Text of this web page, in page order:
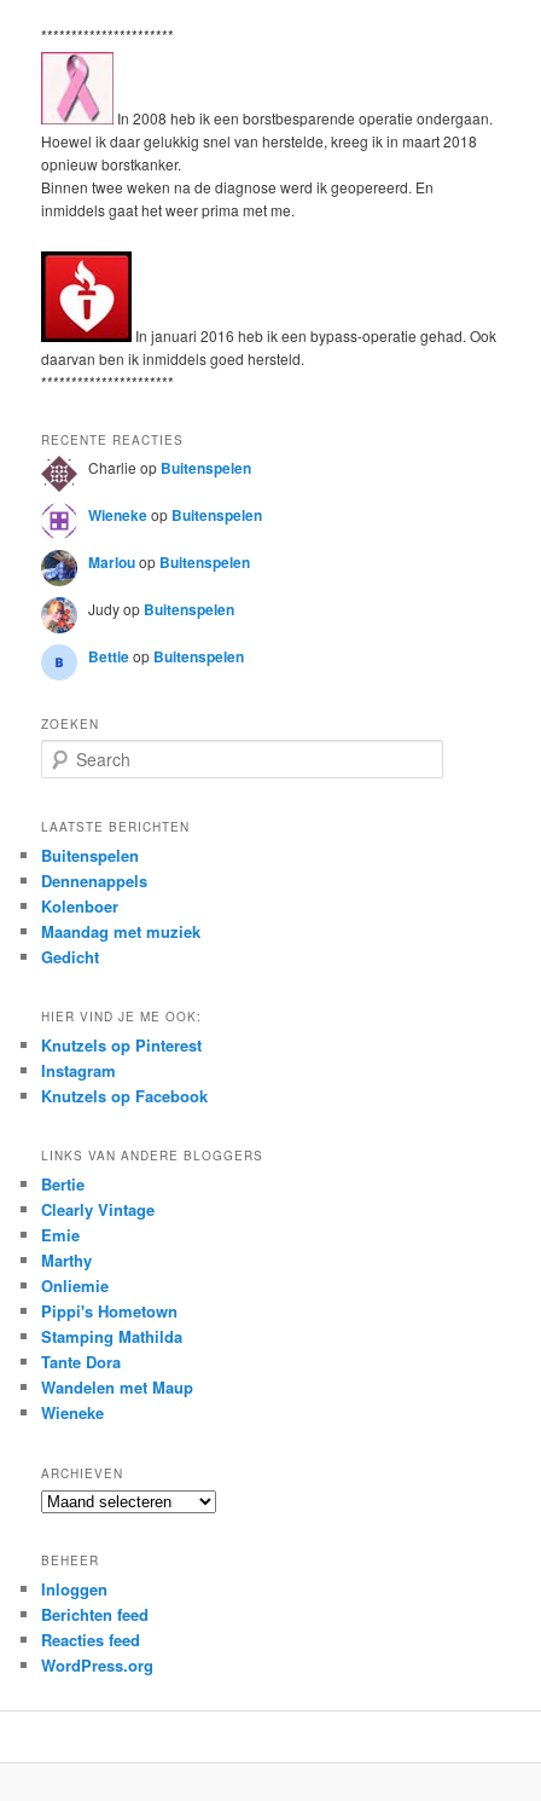
**********************
In 2008 heb ik een borstbesparende operatie ondergaan.
Hoewel ik daar gelukkig snel van herstelde, kreeg ik in maart 2018
opnieuw borstkanker.
Binnen twee weken na de diagnose werd ik geopereerd. En
inmiddels gaat het weer prima met me.
In januari 2016 heb ik een bypass-operatie gehad. Ook
daarvan ben ik inmiddels goed hersteld.
**********************
RECENTE REACTIES
Charlie op Buitenspelen
Wienekeop Buitenspelen
Marlouop Buitenspelen
Judyop Buitenspelen
Bettieop Buitenspelen
ZOEKEN
e
r
h
LAATSTE BERICHTEN
Buitenspelen
Dennenappels
Kolenboer
Maandag met muziek
Gedicht
HIER VIND JE ME OOK:
Knutzels op Pinterest
Instagram
Knutzels op Facebook
LINKS VAN ANDERE BLOGGERS
Bertie
Clearly Vintage
Emie
Marthy
Onliemie
Pippi's Hometown
Stamping Mathilda
Tante Dora
Wandelen met Maup
Wieneke
ARCHIEVEN
Archieven
BEHEER
Inloggen
Berichten feed
Reacties feed
WordPress.org